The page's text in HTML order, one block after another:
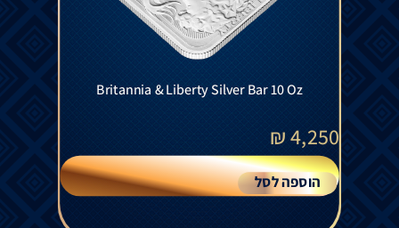
Britannia & Liberty Silver Bar 10 Oz
4,250
₪
הוספה לסל